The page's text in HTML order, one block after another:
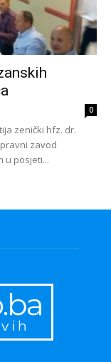
0
zenički hfz. dr.
zavod
u posjeti...